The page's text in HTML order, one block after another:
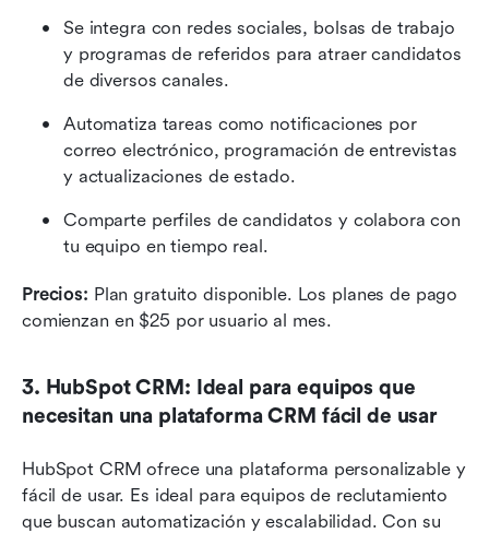
Se integra con redes sociales, bolsas de trabajo
y programas de referidos para atraer candidatos
de diversos canales.
Automatiza tareas como notificaciones por
correo electrónico, programación de entrevistas
y actualizaciones de estado.
Comparte perfiles de candidatos y colabora con
tu equipo en tiempo real.
Precios: Plan gratuito disponible. Los planes de pago
comienzan en $25 por usuario al mes.
3. HubSpot CRM: Ideal para equipos que
necesitan una plataforma CRM fácil de usar
HubSpot CRM ofrece una plataforma personalizable y
fácil de usar. Es ideal para equipos de reclutamiento
que buscan automatización y escalabilidad. Con su